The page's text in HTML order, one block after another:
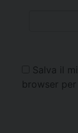
Salva il
browser